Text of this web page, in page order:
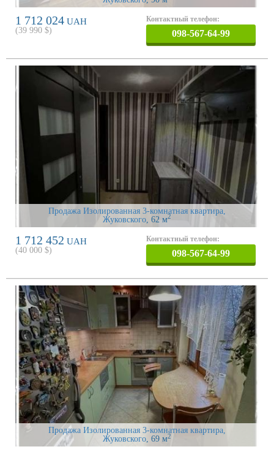
1 712 024 UAH
(39 990 $)
Контактный телефон:
098-567-64-99
Продажа Изолированная 3-комнатная квартира,
Жуковского , 62 м2
1 712 452 UAH
(40 000 $)
Контактный телефон:
098-567-64-99
Продажа Изолированная 3-комнатная квартира,
Жуковского, 69 м2